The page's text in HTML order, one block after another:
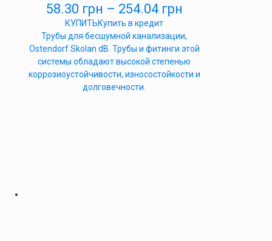
58.30 грн – 254.04 грн
КУПИТЬКупить в кредит
Трубы для бесшумной канализации,
Ostendorf Skolan dB. Трубы и фитинги этой
системы обладают высокой степенью
коррозиоустойчивости, износостойкости и
долговечности.